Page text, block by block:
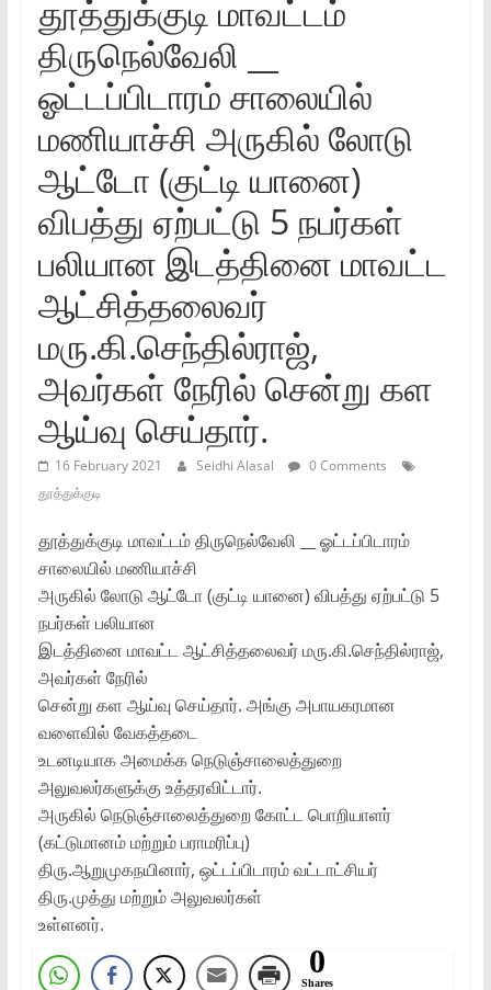
தூத்துக்குடி மாவட்டம்‌
திருநெல்வேலி‌ __
ஓட்டப்பிடாரம்‌ சாலையில்‌
மணியாச்சி அருகில்‌ லோடு
ஆட்டோ (குட்டி யானை)
விபத்து ஏற்பட்டு 5 நபர்கள்‌
பலியான இடத்தினை மாவட்ட
ஆட்சித்தலைவர்‌
மரு.கி.செந்தில்ராஜ்‌,
அவர்கள்‌ நேரில்‌ சென்று கள
ஆய்வு செய்தார்‌.
16 February 2021 Seidhi Alasal
0 Comments
தூத்துக்குடி
தூத்துக்குடி மாவட்டம்‌ திருநெல்வேலி‌ __ ஓட்டப்பிடாரம்‌
சாலையில்‌ மணியாச்சி
அருகில்‌ லோடு ஆட்டோ (குட்டி யானை) விபத்து ஏற்பட்டு 5
நபர்கள்‌ பலியான
இடத்தினை மாவட்ட ஆட்சித்தலைவர்‌ மரு.கி.செந்தில்ராஜ்‌,
அவர்கள்‌ நேரில்‌
சென்று கள ஆய்வு செய்தார்‌. அங்கு அபாயகரமான
வளைவில்‌ வேகத்தடை
உடனடியாக அமைக்க நெடுஞ்சாலைத்துறை
அலுவலர்களுக்கு உத்தரவிட்டார்‌.
அருகில்‌ நெடுஞ்சாலைத்துறை கோட்ட பொறியாளர்‌
(கட்டுமானம்‌ மற்றும்‌ பராமரிப்பு)
திரு.ஆறுமுகநயினார்‌, ஒட்டப்பிடாரம்‌ வட்டாட்சியர்‌
திரு.முத்து மற்றும்‌ அலுவலர்கள்‌
உள்ளனர்‌.
0
Shares